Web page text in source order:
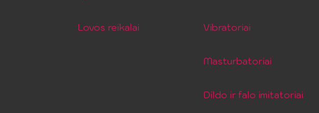
Lovos reikalai Vibratoriai
Masturbatoriai
Dildo ir falo imitatoriai